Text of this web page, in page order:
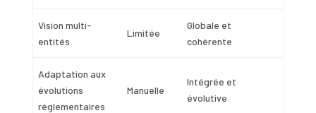
Vision multi-
entités
Limitée
Globale et
cohérente
Adaptation aux
évolutions
réglementaires
Manuelle
Intégrée et
évolutive